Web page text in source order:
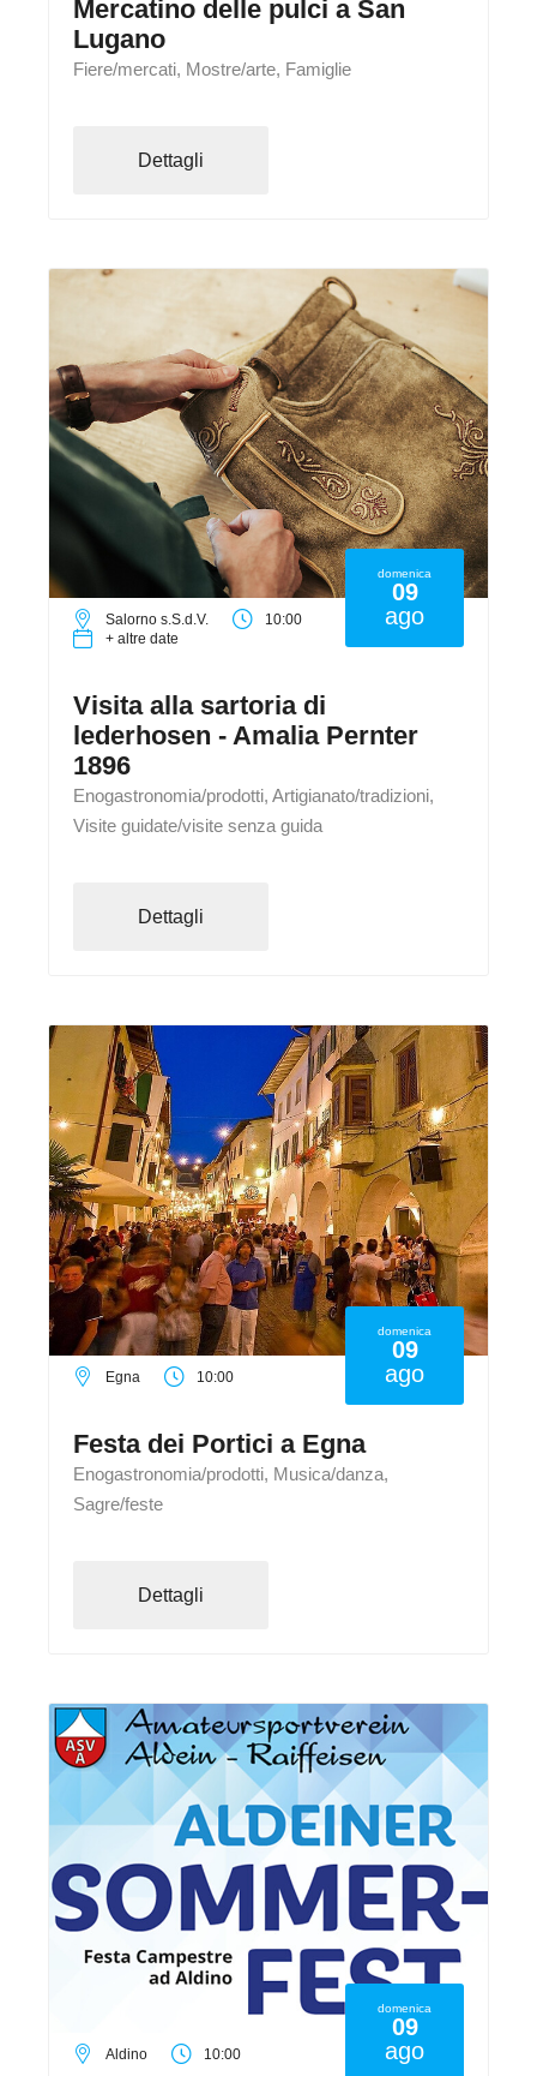
Mercatino delle pulci a San
Lugano
Fiere/mercati, Mostre/arte, Famiglie
Dettagli
domenica
09
ago
Salorno s.S.d.V.
10:00
+ altre date
Visita alla sartoria di
lederhosen - Amalia Pernter
1896
Enogastronomia/prodotti, Artigianato/tradizioni,
Visite guidate/visite senza guida
Dettagli
domenica
09
ago
Egna 10:00
Festa dei Portici a Egna
Enogastronomia/prodotti, Musica/danza,
Sagre/feste
Dettagli
domenica
09
ago
Aldino 10:00